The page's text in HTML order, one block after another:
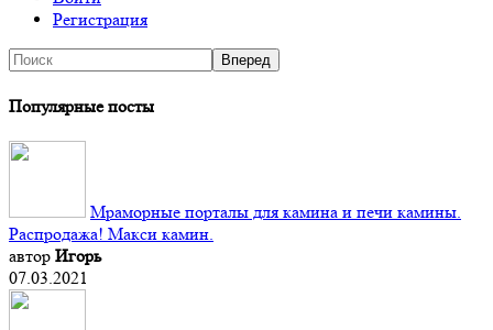
Регистрация
Популярные посты
Мраморные порталы для камина и печи камины.
Распродажа! Макси камин.
автор Игорь
07.03.2021